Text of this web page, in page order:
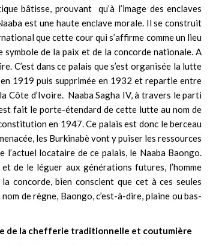
bâtisse, prouvant qu’à l’image des enclaves
est une haute enclave morale. Il se construit
que cette cour qui s’affirme comme un lieu
de la paix et de la concorde nationale. A
C’est dans ce palais que s’est organisée la lutte
1919 puis supprimée en 1932 et repartie entre
Côte d’Ivoire. Naaba Sagha IV, à travers le parti
fait le porte-étendard de cette lutte au nom de
en 1947. Ce palais est donc le berceau
les Burkinabè vont y puiser les ressources
l’actuel locataire de ce palais, le Naaba Baongo.
de le léguer aux générations futures, l’homme
concorde, bien conscient que cet à ces seules
de règne, Baongo, c’est-à-dire, plaine ou bas-
de la chefferie traditionnelle et coutumière